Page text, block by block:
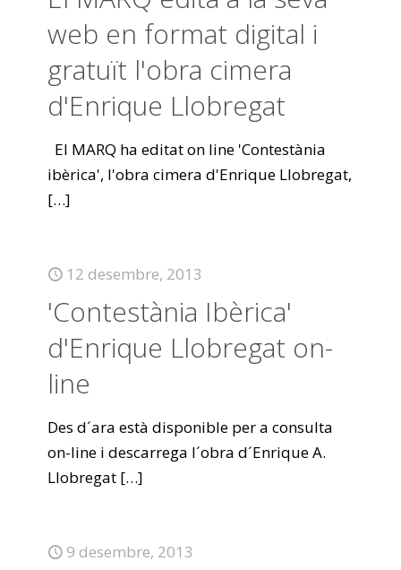
web en format digital i
gratuït l'obra cimera
d'Enrique Llobregat
El MARQ ha editat on line 'Contestània
ibèrica', l'obra cimera d'Enrique Llobregat,
[…]
12 desembre, 2013
'Contestània Ibèrica'
d'Enrique Llobregat on-
line
Des d´ara està disponible per a consulta
on-line i descarrega l´obra d´Enrique A.
Llobregat […]
9 desembre, 2013